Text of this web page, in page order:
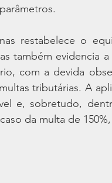
restabelece o
também evidencia
com a devida
tributárias. A
e, sobretudo,
da multa de